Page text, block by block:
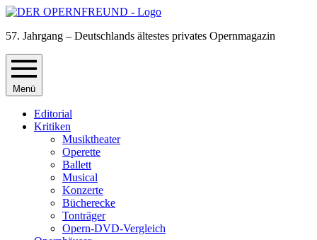
57. Jahrgang – Deutschlands ältestes privates Opernmagazin
Menü
Editorial
Kritiken
Musiktheater
Operette
Ballett
Musical
Konzerte
Bücherecke
Tonträger
Opern-DVD-Vergleich